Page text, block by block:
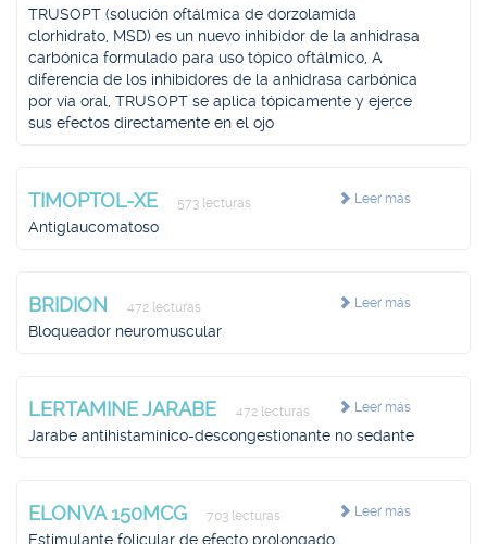
TRUSOPT (solución oftálmica de dorzolamida
clorhidrato, MSD) es un nuevo inhibidor de la anhidrasa
carbónica formulado para uso tópico oftálmico, A
diferencia de los inhibidores de la anhidrasa carbónica
por vía oral, TRUSOPT se aplica tópicamente y ejerce
sus efectos directamente en el ojo
Leer más
TIMOPTOL-XE 573 lecturas
Antiglaucomatoso
Leer más
BRIDION 472 lecturas
Bloqueador neuromuscular
Leer más
LERTAMINE JARABE 472 lecturas
Jarabe antihistamínico-descongestionante no sedante
Leer más
ELONVA 150MCG 703 lecturas
Estimulante folicular de efecto prolongado